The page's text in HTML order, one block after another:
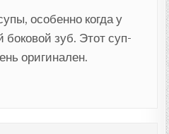
особенно когда у
зуб. Этот суп-
оригинален.